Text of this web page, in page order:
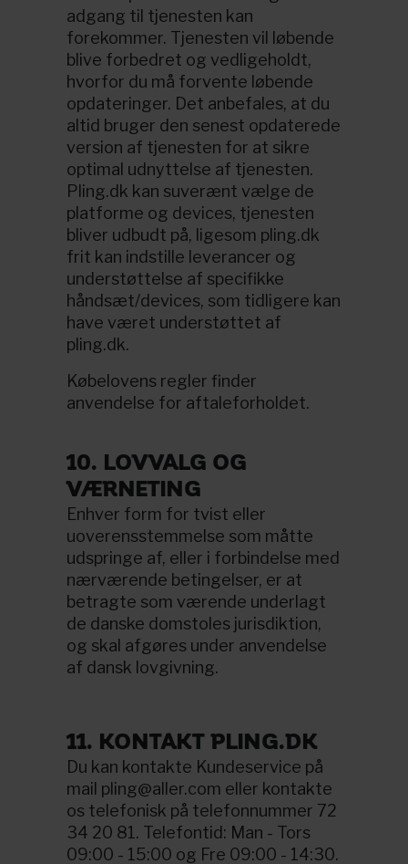
adgang til tjenesten kan
forekommer. Tjenesten vil løbende
blive forbedret og vedligeholdt,
hvorfor du må forvente løbende
opdateringer. Det anbefales, at du
altid bruger den senest opdaterede
version af tjenesten for at sikre
optimal udnyttelse af tjenesten.
Pling.dk kan suverænt vælge de
platforme og devices, tjenesten
bliver udbudt på, ligesom pling.dk
frit kan indstille leverancer og
understøttelse af specifikke
håndsæt/devices, som tidligere kan
have været understøttet af
pling.dk.
Købelovens regler finder
anvendelse for aftaleforholdet.
10. LOVVALG OG
VÆRNETING
Enhver form for tvist eller
uoverensstemmelse som måtte
udspringe af, eller i forbindelse med
nærværende betingelser, er at
betragte som værende underlagt
de danske domstoles jurisdiktion,
og skal afgøres under anvendelse
af dansk lovgivning.
11. KONTAKT PLING.DK
Du kan kontakte Kundeservice på
mail pling@aller.com eller kontakte
os telefonisk på telefonnummer 72
34 20 81. Telefontid: Man - Tors
09:00 - 15:00 og Fre 09:00 - 14:30.